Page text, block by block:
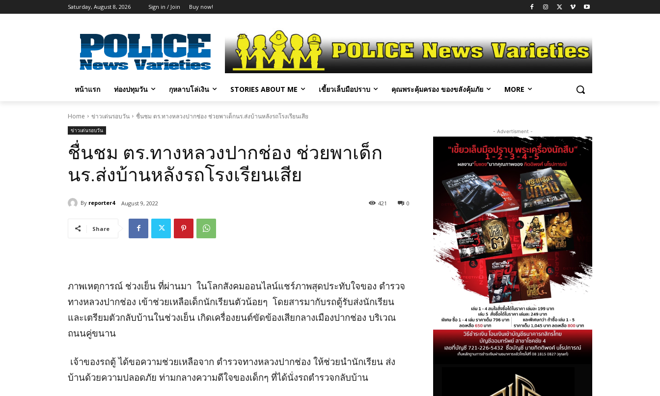
Saturday, August 8, 2026 Sign in / Join Buy now!
หน้าแรก ท่องปทุมวัน กุหลาบโล่เงิน STORIES ABOUT ME เขี้ยวเล็บมือปราบ คุณพระคุ้มครอง ของขลังคุ้มภัย MORE
Home ข่าวเด่นรอบวัน ชื่นชม ตร.ทางหลวงปากช่อง ช่วยพาเด็กนร.ส่งบ้านหลังรถโรงเรียนเสีย
ข่าวเด่นรอบวัน
ชื่นชม ตร.ทางหลวงปากช่อง ช่วยพาเด็ก
นร.ส่งบ้านหลังรถโรงเรียนเสีย
By reporter4 August 9, 2022 0
421
Share
ภาพเหตุการณ์ ช่วงเย็น ที่ผ่านมา ในโลกสังคมออนไลน์แชร์ภาพสุดประทับใจของ ตำรวจ
ทางหลวงปากช่อง เข้าช่วยเหลือเด็กนักเรียนตัวน้อยๆ โดยสารมากับรถตู้รับส่งนักเรียน
และเตรียมตัวกลับบ้านในช่วงเย็น เกิดเครื่องยนต์ขัดข้องเสียกลางเมืองปากช่อง บริเวณ
ถนนคู่ขนาน
เจ้าของรถตู้ ได้ขอความช่วยเหลือจาก ตำรวจทางหลวงปากช่อง ให้ช่วยนำนักเรียน ส่ง
บ้านด้วยความปลอดภัย ท่ามกลางความดีใจของเด็กๆ ที่ได้นั่งรถตำรวจกลับบ้าน
- Advertisment -